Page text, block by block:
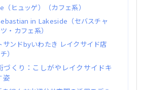
ヒュッゲ）（カフェ系）
in Lakeside（セバスチャ
・カフェ系）
サンドbyいわたき レイクサイド店
）
づくり：こしがやレイクサイドキ
姿